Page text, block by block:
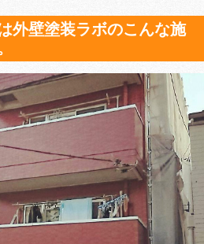
外壁塗装ラボのこんな施